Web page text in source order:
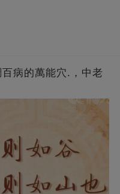
病的萬能穴.，中老